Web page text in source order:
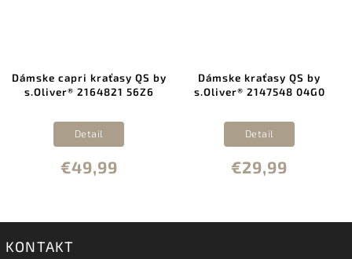
QS by
Dámske kraťasy QS by
s.Oliver® 2147548 04G0
€29,99
Dámske kraťasy
TOOLS / WINUS
€32,95
KONTAKT